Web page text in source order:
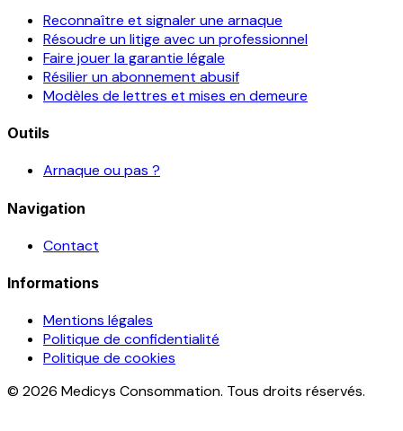
Reconnaître et signaler une arnaque
Résoudre un litige avec un professionnel
Faire jouer la garantie légale
Résilier un abonnement abusif
Modèles de lettres et mises en demeure
Outils
Arnaque ou pas ?
Navigation
Contact
Informations
Mentions légales
Politique de confidentialité
Politique de cookies
© 2026 Medicys Consommation. Tous droits réservés.